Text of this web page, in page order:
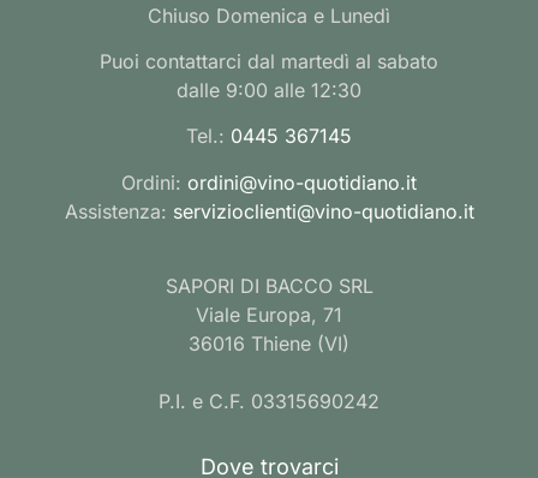
Chiuso Domenica e Lunedì
Puoi contattarci dal martedì al sabato
dalle 9:00 alle 12:30
Tel.: 0445 367145
Ordini: ordini@vino-quotidiano.it
Assistenza: servizioclienti@vino-quotidiano.it
SAPORI DI BACCO SRL
Viale Europa, 71
36016 Thiene (VI)
P.I. e C.F. 03315690242
Dove trovarci